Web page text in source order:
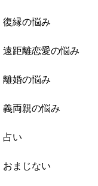
復縁の悩み
遠距離恋愛の悩み
離婚の悩み
義両親の悩み
占い
おまじない